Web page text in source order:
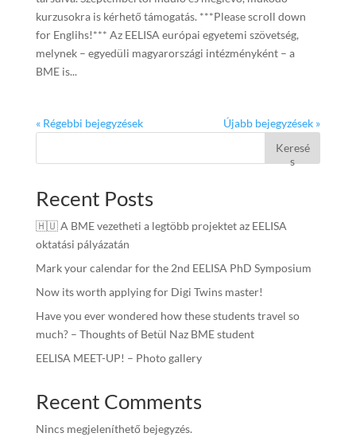
kurzusokra is kérhető támogatás. ***Please scroll down
for Englihs!*** Az EELISA európai egyetemi szövetség,
melynek – egyedüli magyarországi intézményként – a
BME is...
« Régebbi bejegyzések
Újabb bejegyzések »
Keresé
s
Recent Posts
🇭🇺 A BME vezetheti a legtöbb projektet az EELISA
oktatási pályázatán
Mark your calendar for the 2nd EELISA PhD Symposium
Now its worth applying for Digi Twins master!
Have you ever wondered how these students travel so
much? – Thoughts of Betül Naz BME student
EELISA MEET-UP! – Photo gallery
Recent Comments
Nincs megjeleníthető bejegyzés.